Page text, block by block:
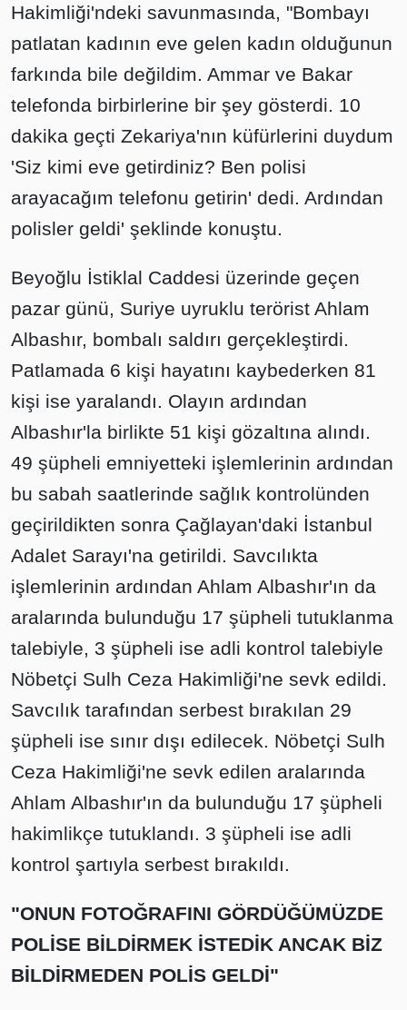
Hakimliği'ndeki savunmasında, "Bombayı
patlatan kadının eve gelen kadın olduğunun
farkında bile değildim. Ammar ve Bakar
telefonda birbirlerine bir şey gösterdi. 10
dakika geçti Zekariya'nın küfürlerini duydum
'Siz kimi eve getirdiniz? Ben polisi
arayacağım telefonu getirin' dedi. Ardından
polisler geldi' şeklinde konuştu.
Beyoğlu İstiklal Caddesi üzerinde geçen
pazar günü, Suriye uyruklu terörist Ahlam
Albashır, bombalı saldırı gerçekleştirdi.
Patlamada 6 kişi hayatını kaybederken 81
kişi ise yaralandı. Olayın ardından
Albashır'la birlikte 51 kişi gözaltına alındı.
49 şüpheli emniyetteki işlemlerinin ardından
bu sabah saatlerinde sağlık kontrolünden
geçirildikten sonra Çağlayan'daki İstanbul
Adalet Sarayı'na getirildi. Savcılıkta
işlemlerinin ardından Ahlam Albashır'ın da
aralarında bulunduğu 17 şüpheli tutuklanma
talebiyle, 3 şüpheli ise adli kontrol talebiyle
Nöbetçi Sulh Ceza Hakimliği'ne sevk edildi.
Savcılık tarafından serbest bırakılan 29
şüpheli ise sınır dışı edilecek. Nöbetçi Sulh
Ceza Hakimliği'ne sevk edilen aralarında
Ahlam Albashır'ın da bulunduğu 17 şüpheli
hakimlikçe tutuklandı. 3 şüpheli ise adli
kontrol şartıyla serbest bırakıldı.
"ONUN FOTOĞRAFINI GÖRDÜĞÜMÜZDE
POLİSE BİLDİRMEK İSTEDİK ANCAK BİZ
BİLDİRMEDEN POLİS GELDİ"